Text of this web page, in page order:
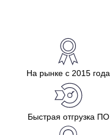
На рынке с 2015 года
Быстрая отгрузка ПО